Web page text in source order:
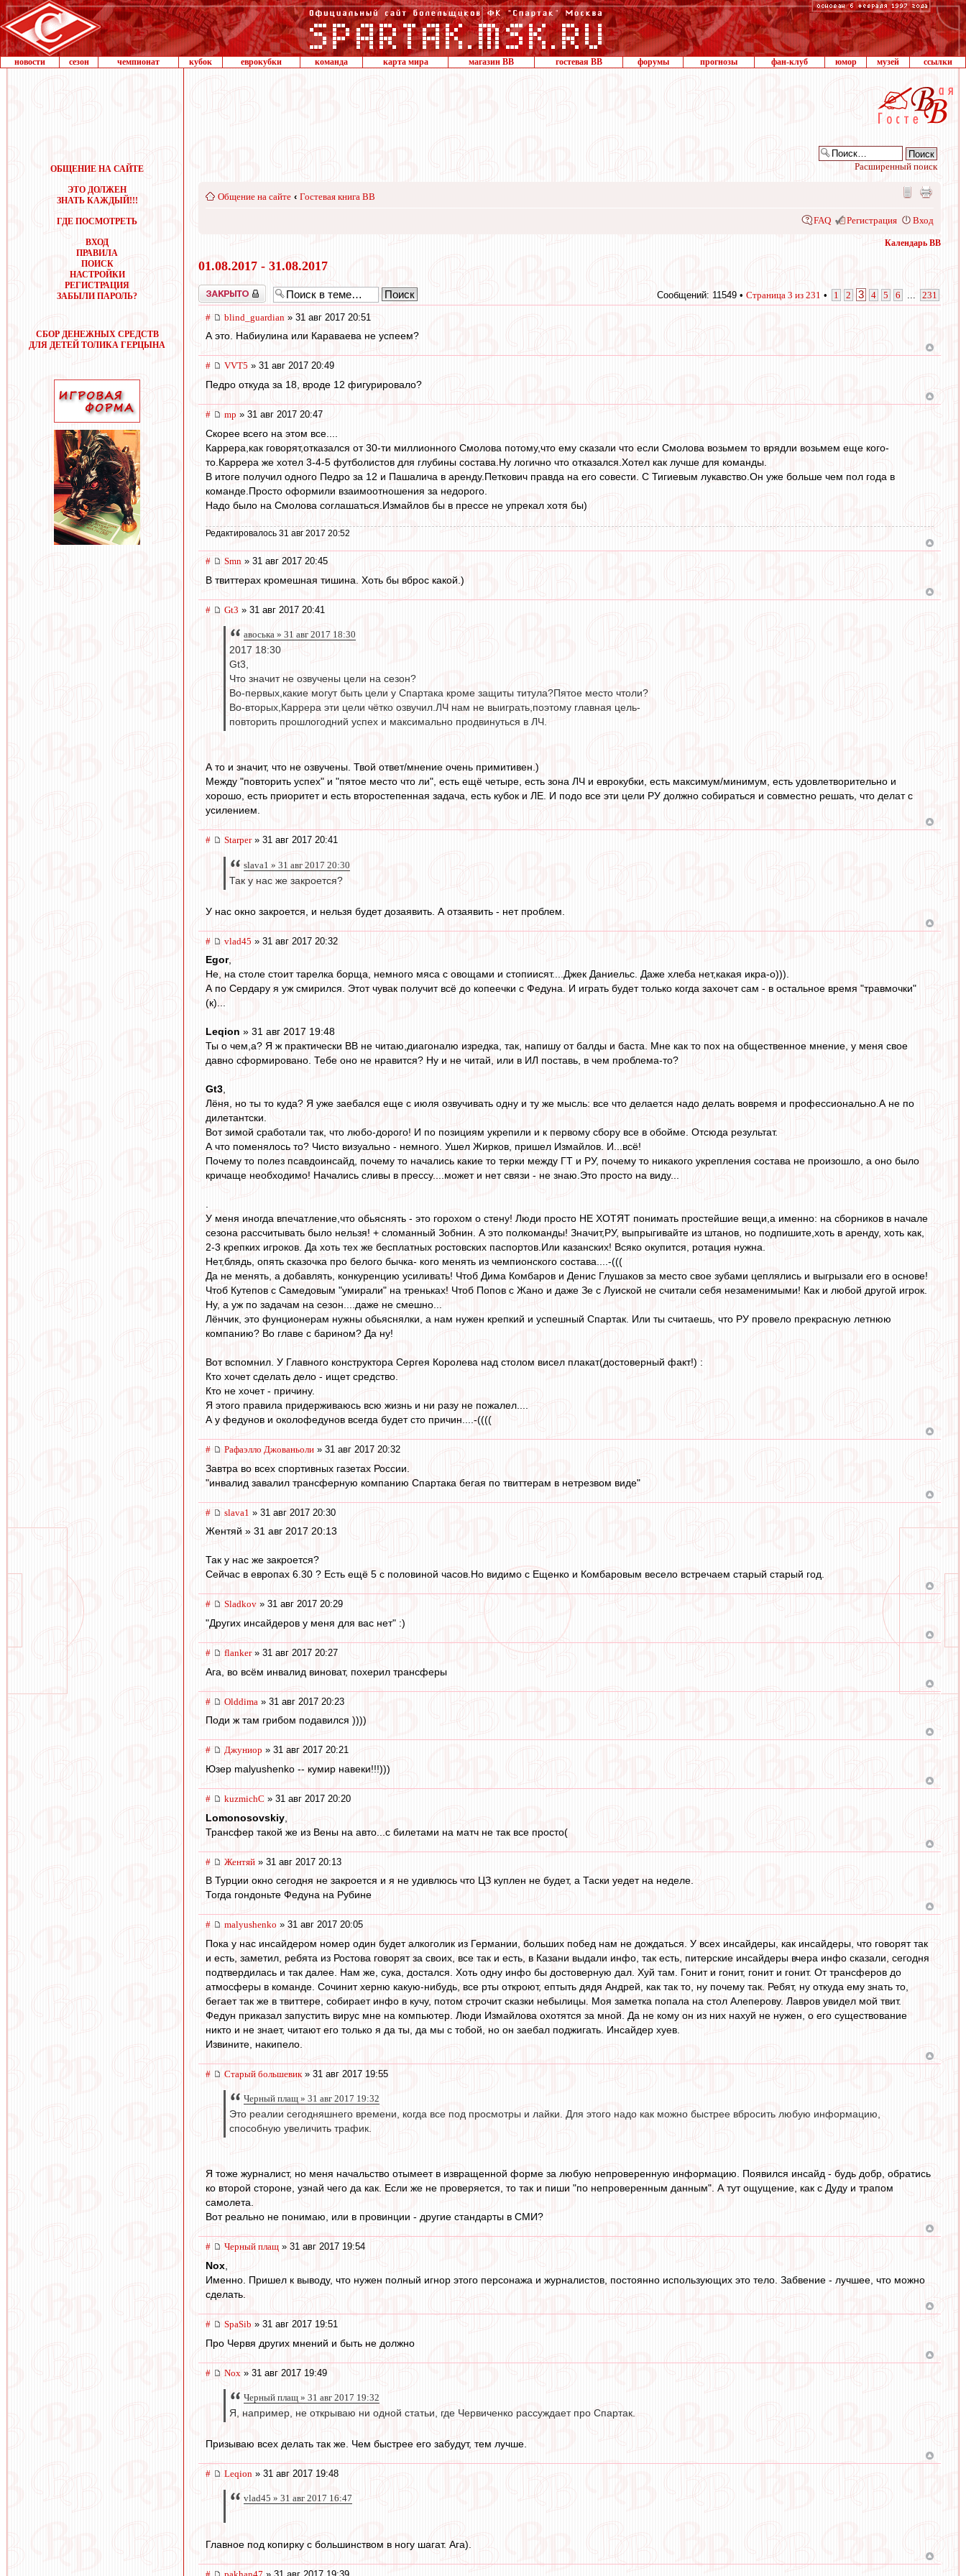
новости сезон чемпионат кубок еврокубки команда карта мира магазин ВВ гостевая ВВ форумы прогнозы фан-клуб юмор музей ссылки
ОБЩЕНИЕ НА САЙТЕ
ЭТО ДОЛЖЕН
ЗНАТЬ КАЖДЫЙ!!!
ГДЕ ПОСМОТРЕТЬ
ВХОД
ПРАВИЛА
ПОИСК
НАСТРОЙКИ
РЕГИСТРАЦИЯ
ЗАБЫЛИ ПАРОЛЬ?
СБОР ДЕНЕЖНЫХ СРЕДСТВ
ДЛЯ ДЕТЕЙ ТОЛИКА ГЕРЦЫНА
Расширенный поиск
Общение на сайте ‹ Гостевая книга ВВ
FAQ Регистрация Вход
Календарь ВВ
01.08.2017 - 31.08.2017
Закрыто Сообщений: 11549 • Страница 3 из 231 • 1 2 3 4 5 6 231
# blind_guardian » 31 авг 2017 20:51
А это. Набиулина или Караваева не успеем?
# VVT5 » 31 авг 2017 20:49
Педро откуда за 18, вроде 12 фигурировало?
# mp » 31 авг 2017 20:47
Скорее всего на этом все....
Каррера,как говорят,отказался от 30-ти миллионного Смолова потому,что ему сказали что если Смолова возьмем то врядли возьмем еще кого-
то.Каррера же хотел 3-4-5 футболистов для глубины состава.Ну логично что отказался.Хотел как лучше для команды.
В итоге получил одного Педро за 12 и Пашалича в аренду.Петкович правда на его совести. С Тигиевым лукавство.Он уже больше чем пол года в
команде.Просто оформили взаимоотношения за недорого.
Надо было на Смолова соглашаться.Измайлов бы в прессе не упрекал хотя бы)
Редактировалось 31 авг 2017 20:52
# Smn » 31 авг 2017 20:45
В твиттерах кромешная тишина. Хоть бы вброс какой.)
# Gt3 » 31 авг 2017 20:41
авоська » 31 авг 2017 18:30
2017 18:30
Gt3,
Что значит не озвучены цели на сезон?
Во-первых,какие могут быть цели у Спартака кроме защиты титула?Пятое место чтоли?
Во-вторых,Каррера эти цели чётко озвучил.ЛЧ нам не выиграть,поэтому главная цель-
повторить прошлогодний успех и максимально продвинуться в ЛЧ.
А то и значит, что не озвучены. Твой ответ/мнение очень примитивен.)
Между "повторить успех" и "пятое место что ли", есть ещё четыре, есть зона ЛЧ и еврокубки, есть максимум/минимум, есть удовлетворительно и
хорошо, есть приоритет и есть второстепенная задача, есть кубок и ЛЕ. И подо все эти цели РУ должно собираться и совместно решать, что делат с
усилением.
# Starper» 31 авг 2017 20:41
slava1 » 31 авг 2017 20:30
Так у нас же закроется?
У нас окно закроется, и нельзя будет дозаявить. А отзаявить - нет проблем.
# vlad45 » 31 авг 2017 20:32
Egor,
Не, на столе стоит тарелка борща, немного мяса с овощами и стопиисят....Джек Даниельс. Даже хлеба нет,какая икра-о))).
А по Сердару я уж смирился. Этот чувак получит всё до копеечки с Федуна. И играть будет только когда захочет сам - в остальное время "травмочки"
(к)...
Leqion » 31 авг 2017 19:48
Ты о чем,а? Я ж практически ВВ не читаю,диагоналю изредка, так, напишу от балды и баста. Мне как то пох на общественное мнение, у меня свое
давно сформировано. Тебе оно не нравится? Ну и не читай, или в ИЛ поставь, в чем проблема-то?
Gt3,
Лёня, но ты то куда? Я уже заебался еще с июля озвучивать одну и ту же мысль: все что делается надо делать вовремя и профессионально.А не по
дилетантски.
Вот зимой сработали так, что любо-дорого! И по позициям укрепили и к первому сбору все в обойме. Отсюда результат.
А что поменялось то? Чисто визуально - немного. Ушел Жирков, пришел Измайлов. И...всё!
Почему то полез псавдоинсайд, почему то начались какие то терки между ГТ и РУ, почему то никакого укрепления состава не произошло, а оно было
кричаще необходимо! Начались сливы в прессу....может и нет связи - не знаю.Это просто на виду...
.
У меня иногда впечатление,что обьяснять - это горохом о стену! Люди просто НЕ ХОТЯТ понимать простейшие вещи,а именно: на сборников в начале
сезона рассчитывать было нельзя! + сломанный Зобнин. А это полкоманды! Значит,РУ, выпрыгивайте из штанов, но подпишите,хоть в аренду, хоть как,
2-3 крепких игроков. Да хоть тех же бесплатных ростовских паспортов.Или казанских! Всяко окупится, ротация нужна.
Нет,блядь, опять сказочка про белого бычка- кого менять из чемпионского состава....-(((
Да не менять, а добавлять, конкуренцию усиливать! Чтоб Дима Комбаров и Денис Глушаков за место свое зубами цеплялись и выгрызали его в основе!
Чтоб Кутепов с Самедовым "умирали" на треньках! Чтоб Попов с Жано и даже Зе с Луиской не считали себя незаменимыми! Как и любой другой игрок.
Ну, а уж по задачам на сезон....даже не смешно...
Лёнчик, это фунционерам нужны обьяснялки, а нам нужен крепкий и успешный Спартак. Или ты считаешь, что РУ провело прекрасную летнюю
компанию? Во главе с барином? Да ну!
Вот вспомнил. У Главного конструктора Сергея Королева над столом висел плакат(достоверный факт!) :
Кто хочет сделать дело - ищет средство.
Кто не хочет - причину.
Я этого правила придерживаюсь всю жизнь и ни разу не пожалел....
А у федунов и околофедунов всегда будет сто причин....-((((
# Рафаэлло Джованьоли » 31 авг 2017 20:32
Завтра во всех спортивных газетах России.
"инвалид завалил трансферную компанию Спартака бегая по твиттерам в нетрезвом виде"
# slava1 » 31 авг 2017 20:30
Жентяй » 31 авг 2017 20:13
Так у нас же закроется?
Сейчас в европах 6.30 ? Есть ещё 5 с половиной часов.Но видимо с Ещенко и Комбаровым весело встречаем старый старый год.
# Sladkov » 31 авг 2017 20:29
"Других инсайдеров у меня для вас нет" :)
# flanker» 31 авг 2017 20:27
Ага, во всём инвалид виноват, похерил трансферы
# Olddima » 31 авг 2017 20:23
Поди ж там грибом подавился ))))
# Джуниор » 31 авг 2017 20:21
Юзер malyushenko -- кумир навеки!!!)))
# kuzmichC » 31 авг 2017 20:20
Lomonosovskiy
Трансфер такой же из Вены на авто...с билетами на матч не так все просто(
# Жентяй » 31 авг 2017 20:13
В Турции окно сегодня не закроется и я не удивлюсь что ЦЗ куплен не будет, а Таски уедет на неделе.
Тогда гондоньте Федуна на Рубине
# malyushenko » 31 авг 2017 20:05
Пока у нас инсайдером номер один будет алкоголик из Германии, больших побед нам не дождаться. У всех инсайдеры, как инсайдеры, что говорят так
и есть, заметил, ребята из Ростова говорят за своих, все так и есть, в Казани выдали инфо, так есть, питерские инсайдеры вчера инфо сказали, сегодня
подтвердилась и так далее. Нам же, сука, достался. Хоть одну инфо бы достоверную дал. Хуй там. Гонит и гонит, гонит и гонит. От трансферов до
атмосферы в команде. Сочинит херню какую-нибудь, все рты откроют, ептыть дядя Андрей, как так то, ну почему так. Ребят, ну откуда ему знать то,
бегает так же в твиттере, собирает инфо в кучу, потом строчит сказки небылицы. Моя заметка попала на стол Алеперову. Лавров увидел мой твит.
Федун приказал запустить вирус мне на компьютер. Люди Измайлова охотятся за мной. Да не кому он из них нахуй не нужен, о его существование
никто и не знает, читают его только я да ты, да мы с тобой, но он заебал поджигать. Инсайдер хуев.
Извините, накипело.
# Старый большевик » 31 авг 2017 19:55
Черный плащ » 31 авг 2017 19:32
Это реалии сегодняшнего времени, когда все под просмотры и лайки. Для этого надо как можно быстрее вбросить любую информацию,
способную увеличить трафик.
Я тоже журналист, но меня начальство отымеет в извращенной форме за любую непроверенную информацию. Появился инсайд - будь добр, обратись
ко второй стороне, узнай чего да как. Если же не проверяется, то так и пиши "по непроверенным данным". А тут ощущение, как с Дуду и трапом
самолета.
Вот реально не понимаю, или в провинции - другие стандарты в СМИ?
# Черный плащ » 31 авг 2017 19:54
Nox
Именно. Пришел к выводу, что нужен полный игнор этого персонажа и журналистов, постоянно использующих это тело. Забвение - лучшее, что можно
сделать.
# SpaSib » 31 авг 2017 19:51
Про Червя других мнений и быть не должно
# Nox » 31 авг 2017 19:49
Черный плащ » 31 авг 2017 19:32
Я, например, не открываю ни одной статьи, где Червиченко рассуждает про Спартак.
Призываю всех делать так же. Чем быстрее его забудут, тем лучше.
# Leqion » 31 авг 2017 19:48
vlad45 » 31 авг 2017 16:47
Главное под копирку с большинством в ногу шагат. Ага).